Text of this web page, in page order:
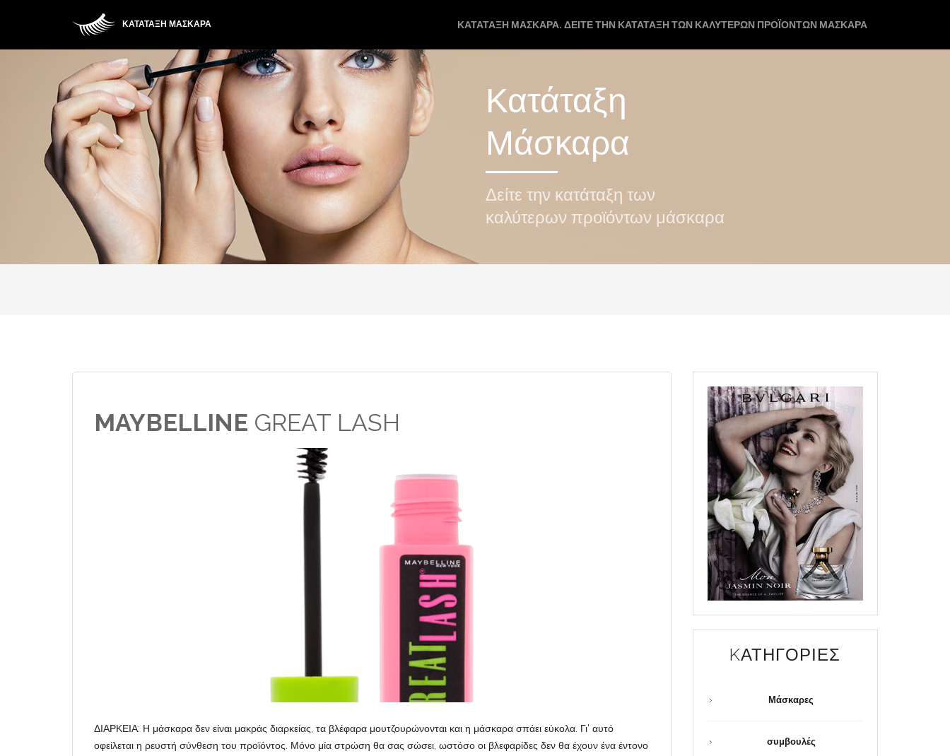
ΚΑΤΆΤΑΞΗ ΜΆΣΚΑΡΑ ΚΑΤΆΤΑΞΗ ΜΆΣΚΑΡΑ. ΔΕΊΤΕ ΤΗΝ ΚΑΤΆΤΑΞΗ ΤΩΝ ΚΑΛΎΤΕΡΩΝ ΠΡΟΪΌΝΤΩΝ ΜΆΣΚΑΡΑ
Κατάταξη
Μάσκαρα
Δείτε την κατάταξη των
καλύτερων προϊόντων μάσκαρα
MAYBELLINE GREAT LASH
ΔΙΑΡΚΕΙΑ: Η μάσκαρα δεν είναι μακράς διαρκείας, τα βλέφαρα μουτζουρώνονται και η μάσκαρα σπάει εύκολα. Γι’ αυτό
οφείλεται η ρευστή σύνθεση του προϊόντος. Μόνο μία στρώση θα σας σώσει, ωστόσο οι βλεφαρίδες δεν θα έχουν ένα έντονο
KΑΤΗΓΟΡΊΕΣ
Μάσκαρες
συμβουλές